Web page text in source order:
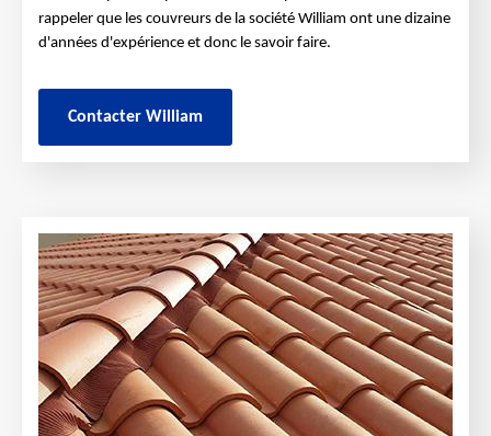
rappeler que les couvreurs de la société William ont une dizaine
d'années d'expérience et donc le savoir faire.
Contacter William